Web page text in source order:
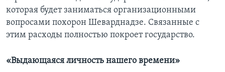
которая будет заниматься организационными
вопросами похорон Шеварднадзе. Связанные с
этим расходы полностью покроет государство.
«Выдающаяся личность нашего времени»